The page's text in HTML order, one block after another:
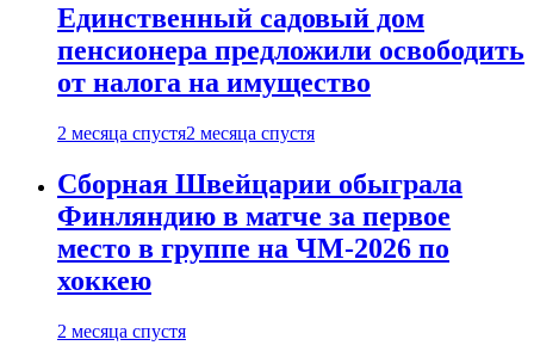
Единственный садовый дом
пенсионера предложили освободить
от налога на имущество
2 месяца спустя2 месяца спустя
Сборная Швейцарии обыграла
Финляндию в матче за первое
место в группе на ЧМ-2026 по
хоккею
2 месяца спустя